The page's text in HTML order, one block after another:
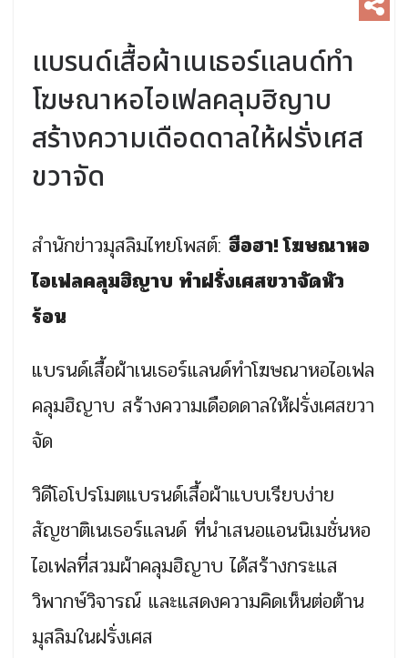
แบรนด์เสื้อผ้าเนเธอร์แลนด์ทำ
โฆษณาหอไอเฟลคลุมฮิญาบ
สร้างความเดือดดาลให้ฝรั่งเศส
ขวาจัด
สำนักข่าวมุสลิมไทยโพสต์: ฮือฮา! โฆษณาหอ
ไอเฟลคลุมฮิญาบ ทำฝรั่งเศสขวาจัดหัว
ร้อน
แบรนด์เสื้อผ้าเนเธอร์แลนด์ทำโฆษณาหอไอเฟล
คลุมฮิญาบ สร้างความเดือดดาลให้ฝรั่งเศสขวา
จัด
วิดีโอโปรโมตแบรนด์เสื้อผ้าแบบเรียบง่าย
สัญชาติเนเธอร์แลนด์ ที่นำเสนอแอนนิเมชั่นหอ
ไอเฟลที่สวมผ้าคลุมฮิญาบ ได้สร้างกระแส
วิพากษ์วิจารณ์ และแสดงความคิดเห็นต่อต้าน
มุสลิมในฝรั่งเศส